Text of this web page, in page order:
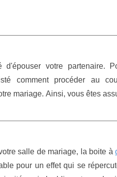
votre partenaire.
comment procéder au
mariage. Ainsi, vous êtes
salle de mariage, la boite à
pour un effet qui se